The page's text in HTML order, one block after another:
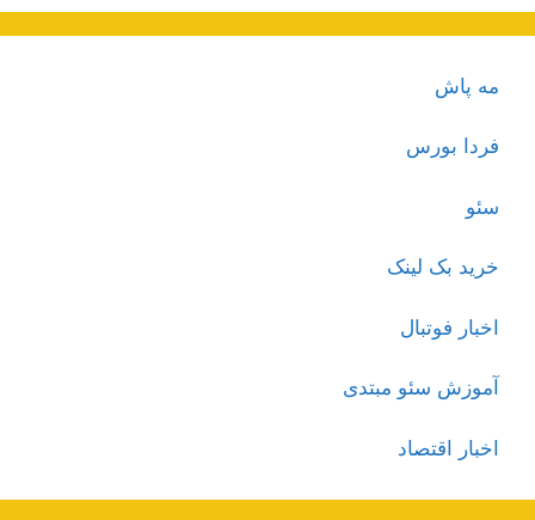
مه پاش
فردا بورس
سئو
خرید بک لینک
اخبار فوتبال
آموزش سئو مبتدی
اخبار اقتصاد